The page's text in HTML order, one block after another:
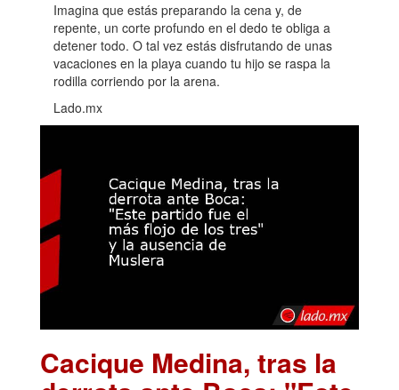
Imagina que estás preparando la cena y, de
repente, un corte profundo en el dedo te obliga a
detener todo. O tal vez estás disfrutando de unas
vacaciones en la playa cuando tu hijo se raspa la
rodilla corriendo por la arena.
Lado.mx
Cacique Medina, tras la